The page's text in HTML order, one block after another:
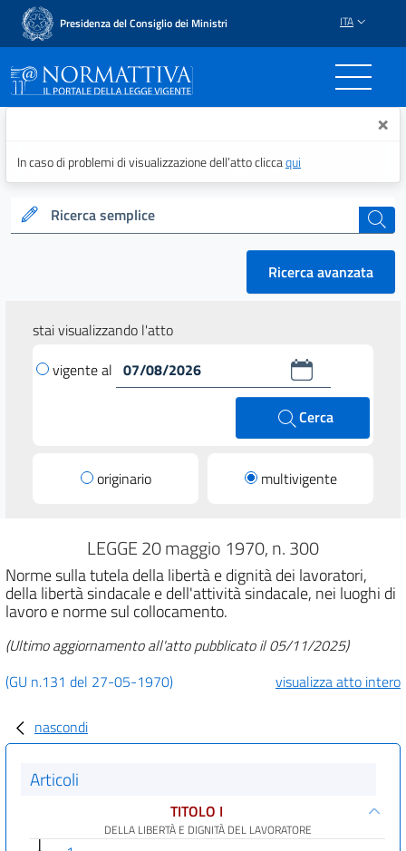
Presidenza del Consiglio dei Ministri ITA
Normattiva - Il portale ×
In caso di problemi di visualizzazione dell’atto cliccaqui
Ricerca semplice cerca
Ricerca avanzata
stai visualizzando l'atto
vigente al
Cerca
originario multivigente
LEGGE 20 maggio 1970, n. 300
Norme sulla tutela della libertà e dignità dei lavoratori,
della libertà sindacale e dell'attività sindacale, nei luoghi di
lavoro e norme sul collocamento.
(Ultimo aggiornamento all'atto pubblicato il 05/11/2025)
(GU n.131 del 27-05-1970)
visualizza atto intero
nascondi
Articoli
TITOLO I
DELLA LIBERTÀ E DIGNITÀ DEL LAVORATORE